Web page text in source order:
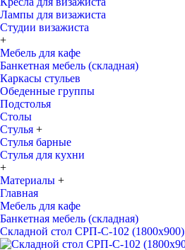
Лампы для визажиста
Студии визажиста
+
Мебель для кафе
Банкетная мебель (складная)
Каркасы стульев
Обеденные группы
Подстолья
Столы
Стулья +
Стулья барные
Стулья для кухни
+
Материалы +
Главная
Мебель для кафе
Банкетная мебель (складная)
Складной стол СРП-С-102 (1800х900)